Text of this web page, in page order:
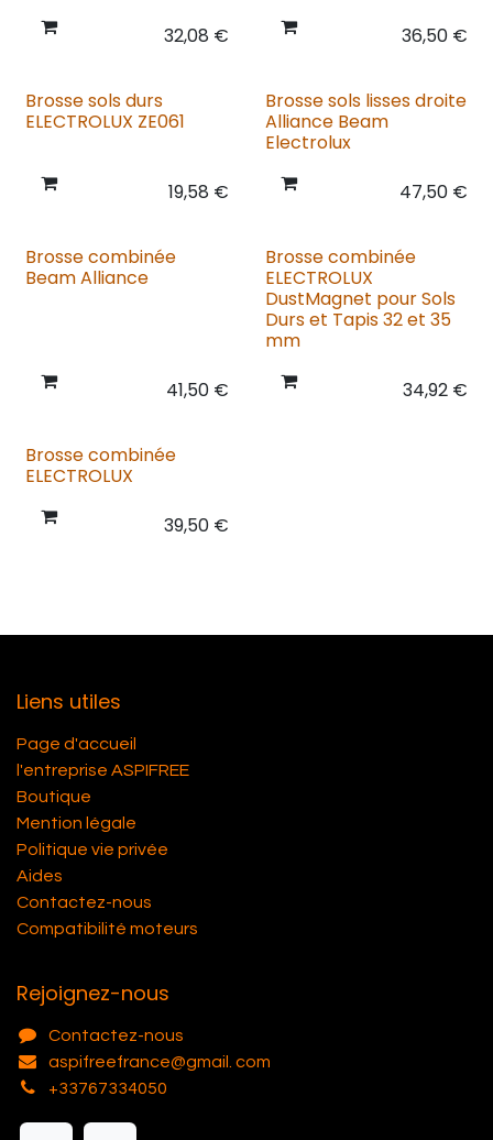
32,08 € 36,50 €
Brosse sols durs
ELECTROLUX ZE061
19,58 €
Brosse sols lisses droite
Alliance Beam
Electrolux
47,50 €
Brosse combinée
Beam Alliance
41,50€
Brosse combinée
ELECTROLUX
DustMagnet pour Sols
Durs et Tapis 32 et 35
mm
34,92 €
Brosse combinée
ELECTROLUX
39,50€
Liens utiles
Page d'accueil
l'entreprise ASPIFREE
Boutique
Mention légale
Politique vie privée
Aides
Contactez-nous
Compatibilité moteurs
Rejoignez-nous
Contactez-nous
aspifreefrance@gmail. com
+33767334050